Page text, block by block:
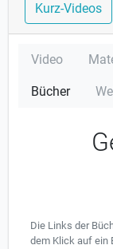
Kurz-Videos
Video
Bücher
Die Links der
dem Klick auf ein